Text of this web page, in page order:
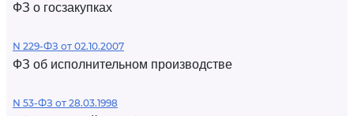
ФЗ о госзакупках
N 229-ФЗ от 02.10.2007
ФЗ об исполнительном производстве
N 53-ФЗ от 28.03.1998